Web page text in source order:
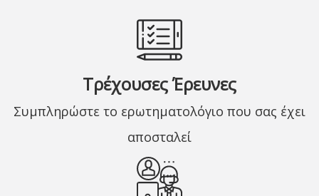
Τρέχουσες Έρευνες
Συμπληρώστε το ερωτηματολόγιο που σας έχει
αποσταλεί